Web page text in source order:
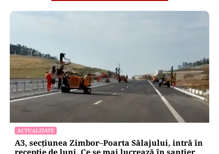
ACTUALITATE
A3, secțiunea Zimbor–Poarta Sălajului, intră în